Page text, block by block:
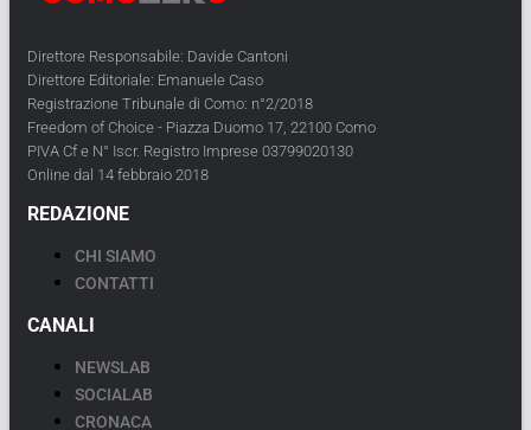
Direttore Responsabile: Davide Cantoni
Direttore Editoriale: Emanuele Caso
Registrazione Tribunale di Como: n°2/2018
Freedom of Choice - Piazza Duomo 17, 22100 Como
PIVA Cf e N° Iscr. Registro Imprese 03799020130
Online dal 14 febbraio 2018
REDAZIONE
CHI SIAMO
CONTATTI
CANALI
NEWSLAB
SOCIALAB
CRONACA